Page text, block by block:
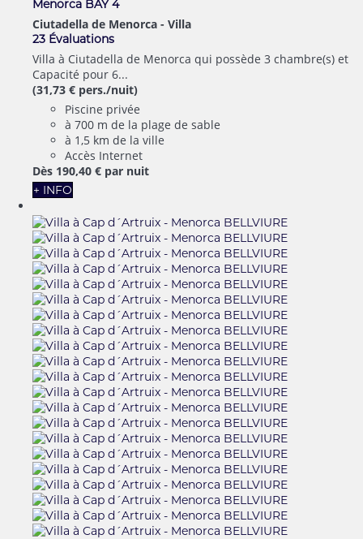
Menorca BAY 4
Ciutadella de Menorca - Villa
23 Évaluations
Villa à Ciutadella de Menorca qui possède 3 chambre(s) et
Capacité pour 6...
(31,73 € pers./nuit)
Piscine privée
à 700 m de la plage de sable
à 1,5 km de la ville
Accès Internet
Dès 190,40 € par nuit
+ INFO